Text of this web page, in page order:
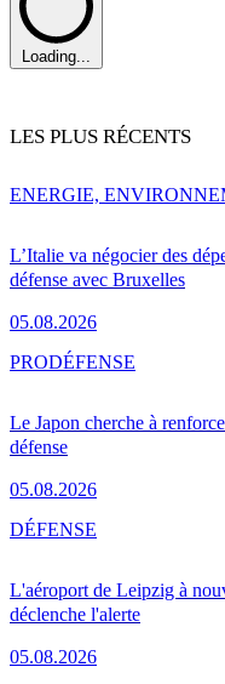
Loading...
LES PLUS RÉCENTS
L’Italie va négocier des
défense avec Bruxelles
05.08.2026
ENERGIE,
Le Japon cherche à
défense
05.08.2026
PRODÉFENSE
L'aéroport de Leipzig à
déclenche l'alerte
05.08.2026
DÉFENSE